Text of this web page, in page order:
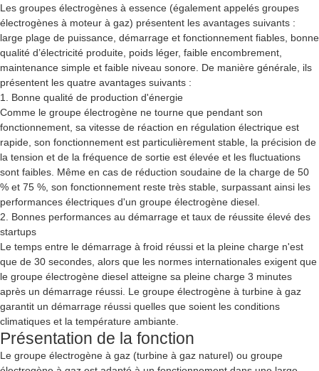
Les groupes électrogènes à essence (également appelés groupes
électrogènes à moteur à gaz) présentent les avantages suivants :
large plage de puissance, démarrage et fonctionnement fiables, bonne
qualité d’électricité produite, poids léger, faible encombrement,
maintenance simple et faible niveau sonore. De manière générale, ils
présentent les quatre avantages suivants :
1. Bonne qualité de production d'énergie
Comme le groupe électrogène ne tourne que pendant son
fonctionnement, sa vitesse de réaction en régulation électrique est
rapide, son fonctionnement est particulièrement stable, la précision de
la tension et de la fréquence de sortie est élevée et les fluctuations
sont faibles. Même en cas de réduction soudaine de la charge de 50
% et 75 %, son fonctionnement reste très stable, surpassant ainsi les
performances électriques d'un groupe électrogène diesel.
2. Bonnes performances au démarrage et taux de réussite élevé des
startups
Le temps entre le démarrage à froid réussi et la pleine charge n'est
que de 30 secondes, alors que les normes internationales exigent que
le groupe électrogène diesel atteigne sa pleine charge 3 minutes
après un démarrage réussi. Le groupe électrogène à turbine à gaz
garantit un démarrage réussi quelles que soient les conditions
climatiques et la température ambiante.
Présentation de la fonction
Le groupe électrogène à gaz (turbine à gaz naturel) ou groupe